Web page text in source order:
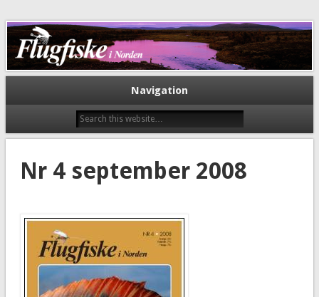
Flugfiske i Norden
Navigation
Nr 4 september 2008